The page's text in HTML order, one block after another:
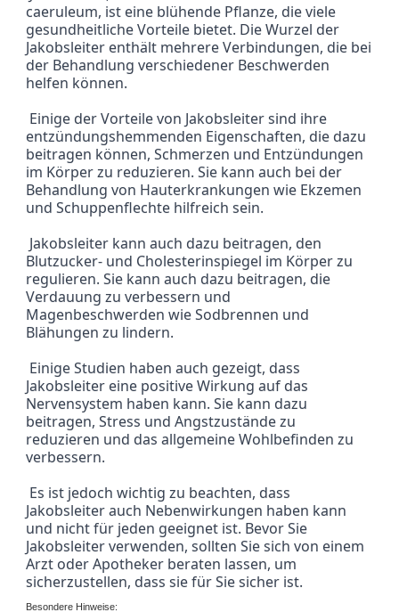
caeruleum, ist eine blühende Pflanze, die viele
gesundheitliche Vorteile bietet. Die Wurzel der
Jakobsleiter enthält mehrere Verbindungen, die bei
der Behandlung verschiedener Beschwerden
helfen können.
entzündungshemmenden Eigenschaften, die dazu
beitragen können, Schmerzen und Entzündungen
im Körper zu reduzieren. Sie kann auch bei der
Behandlung von Hauterkrankungen wie Ekzemen
und Schuppenflechte hilfreich sein.
Blutzucker- und Cholesterinspiegel im Körper zu
regulieren. Sie kann auch dazu beitragen, die
Verdauung zu verbessern und
Magenbeschwerden wie Sodbrennen und
Blähungen zu lindern.
Jakobsleiter eine positive Wirkung auf das
Nervensystem haben kann. Sie kann dazu
beitragen, Stress und Angstzustände zu
reduzieren und das allgemeine Wohlbefinden zu
verbessern.
Jakobsleiter auch Nebenwirkungen haben kann
und nicht für jeden geeignet ist. Bevor Sie
Jakobsleiter verwenden, sollten Sie sich von einem
Arzt oder Apotheker beraten lassen, um
sicherzustellen, dass sie für Sie sicher ist.
Besondere Hinweise: